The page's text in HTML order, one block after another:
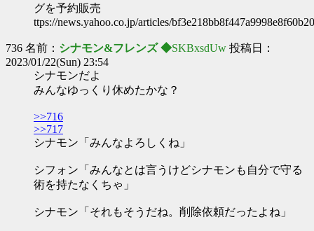
グを予約販売
ttps://news.yahoo.co.jp/articles/
736 名前： シナモン&フレンズ ◆SKBxsdUw 投稿日：
2023/01/22(Sun) 23:54
シナモンだよ
みんなゆっくり休めたかな？
>>716
>>717
シナモン「みんなよろしくね」
シフォン「みんなとは言うけどシナモンも自分で守る
術を持たなくちゃ」
シナモン「それもそうだね。削除依頼だったよね」